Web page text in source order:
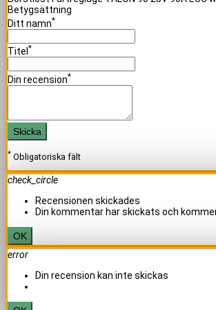
Betygsättning
Ditt namn*
Titel *
Din recension*
Skicka
* Obligatoriska fält
check_circle
Recensionen skickades
Din kommentar har skickats och
OK
error
Din recension kan inte skickas